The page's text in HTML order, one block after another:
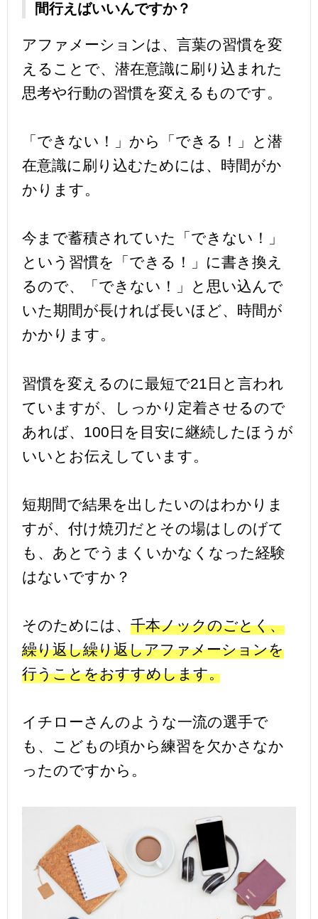
間行えばいいんですか？
アファメーションは、言葉の習慣を変
えることで、潜在意識に刷り込まれた
思考や行動の習慣を変えるものです。
「できない！」から「できる！」と潜
在意識に刷り込むためには、時間がか
かります。
今まで蓄積されていた「できない！」
という習慣を「できる！」に書き換え
るので、「できない！」と思い込んで
いた期間が長ければ長いほど、時間が
かかります。
習慣を変えるのに最短で21日と言われ
ていますが、しっかり定着させるので
あれば、100日を目安に継続したほうが
いいとお伝えしています。
短期間で結果を出したいのはわかりま
すが、付け焼刃だとその場はしのげて
も、あとでうまくいかなくなった経験
はないですか？
そのためには、 千本ノックのごとく、
繰り返し繰り返しアファメーションを
行うことをおすすめします。
イチローさんのような一流の選手で
も、こどもの頃から練習を欠かさなか
ったのですから。